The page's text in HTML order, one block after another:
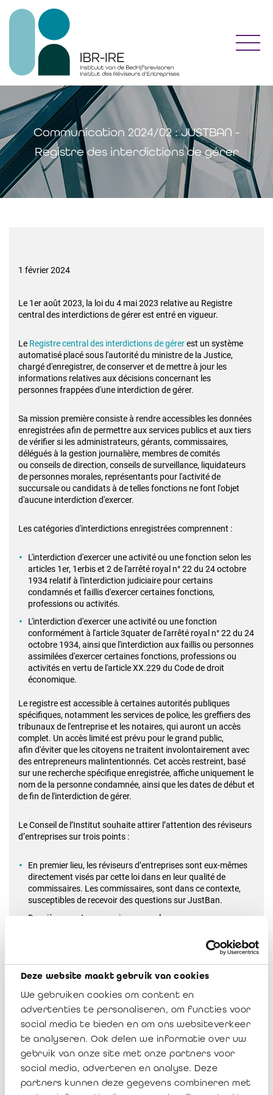
Deze website maakt gebruik van cookies
We gebruiken cookies om content en
advertenties te personaliseren, om functies voor
social media te bieden en om ons websiteverkeer
te analyseren. Ook delen we informatie over uw
gebruik van onze site met onze partners voor
social media, adverteren en analyse. Deze
partners kunnen deze gegevens combineren met
Communication 2024/02 : JUSTBAN -
Registre des interdictions de gérer
1 février 2024
Le 1er août 2023, la loi du 4 mai 2023 relative au Registre
central des interdictionsde gérer est entré en vigueur.
Le Registre central des interdictions de gérerest un système
automatisé placésous l'autorité du ministre de la Justice,
chargé d'enregistrer, de conserver et de mettre à jour les
informations relatives aux décisions concernant les
personnesfrappées d'une interdiction de gérer.
Sa mission première consiste à rendre accessibles les données
enregistrées afin de permettre aux services publics et aux tiers
de vérifier si les administrateurs, gérants, commissaires,
délégués à la gestion journalière, membres de comités
ou conseils de direction, conseils de surveillance, liquidateurs
de personnes morales, représentants pour l'activité de
succursale ou candidats à de telles fonctions nefont l'objet
d'aucune interdiction d'exercer.
Les catégories d'interdictions enregistrées comprennent :
L'interdiction d'exercer une activité ou une fonction selon les
articles 1er, 1erbis et 2 de l'arrêté royal n° 22 du 24 octobre
1934 relatif à l'interdiction judiciaire pour certains
condamnés et faillis d'exercer certaines fonctions,
professions ou activités.
L'interdiction d'exercer une activité ou une fonction
conformément à l'article 3quater de l'arrêté royal n° 22 du 24
octobre 1934, ainsi que l'interdiction aux faillis ou personnes
assimilées d'exercer certaines fonctions, professions ou
activités en vertu de l'article XX.229 du Code de droit
économique.
Le registre est accessible à certaines autorités publiques
spécifiques, notamment les services de police, les greffiers des
tribunaux de l'entreprise et les notaires, quiauront un accès
complet. Un accès limité est prévu pour le grand public,
afin d'éviter que les citoyens ne traitent involontairement avec
des entrepreneurs malintentionnés. Cet accès restreint, basé
sur une recherche spécifiqueenregistrée, affiche uniquement le
nom de la personne condamnée, ainsi que lesdates de début et
de fin de l'interdiction de gérer.
Le Conseil de l’Institut souhaite attirer l’attention des réviseurs
d’entreprises surtrois points :
En premier lieu, les réviseurs d’entreprises sont eux-mêmes
directement visés par cette loi dans en leur qualité de
commissaires. Les commissaires, sont dans ce contexte,
susceptibles de recevoir des questions sur JustBan.
Deuxièmement, en ce qui concerne le processus
du profil de risque du client et du type d’opération demandé,
que le cabinet ou le réviseur d’entreprises en considération
les informations répertoriées dans ce registre lors du
processus d'acceptation de ces clients par le cabinet ou le
De plus, le Conseil tient à souligner que lors de la soumission
des extraits d'actes de nominations destinés à être intégrés
au dossier de l'entité (3), une déclaration, dûment signée par
les organes compétents de l'entité contrôlée, devra être
annexée. Cette déclaration certifiera qu'aucune
condamnation, similaire à l'une des interdictions stipulées à
l'article 6, n'a été prononcée par une juridiction d'un État
membre de l'Espace économique européen.